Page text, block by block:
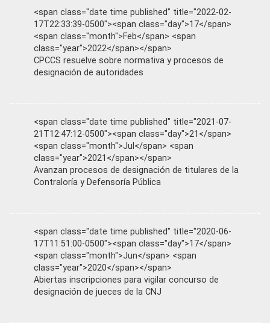
<span class="date time published" title="2022-02-
17T22:33:39-0500"><span class="day">17</span>
<span class="month">Feb</span> <span
class="year">2022</span></span>
CPCCS resuelve sobre normativa y procesos de
designación de autoridades
<span class="date time published" title="2021-07-
21T12:47:12-0500"><span class="day">21</span>
<span class="month">Jul</span> <span
class="year">2021</span></span>
Avanzan procesos de designación de titulares de la
Contraloría y Defensoría Pública
<span class="date time published" title="2020-06-
17T11:51:00-0500"><span class="day">17</span>
<span class="month">Jun</span> <span
class="year">2020</span></span>
Abiertas inscripciones para vigilar concurso de
designación de jueces de la CNJ